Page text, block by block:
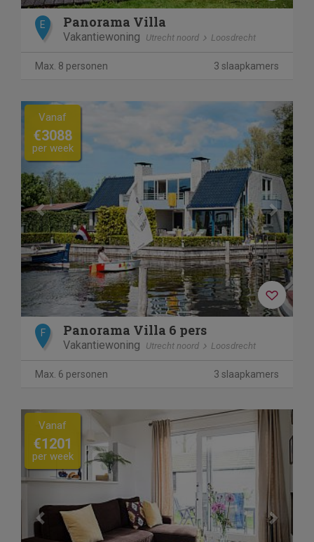
E Panorama Villa
Vakantiewoning Utrecht noord Loosdrecht
Max. 8 personen 3 slaapkamers
Previous Next
Vanaf
€3088
per week
F Panorama Villa 6 pers
Vakantiewoning Utrecht noord Loosdrecht
Max. 6 personen 3 slaapkamers
Previous Next
Vanaf
€1201
per week